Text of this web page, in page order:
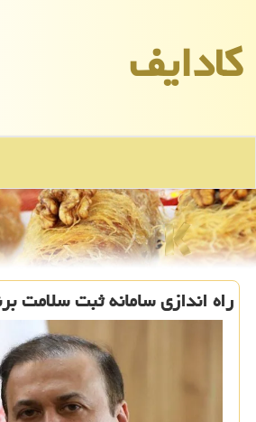
كادایف
راه اندازی سامانه ثبت سلامت